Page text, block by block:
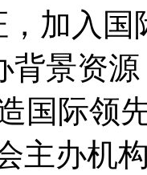
，加入国
景资源
国际领
主办机